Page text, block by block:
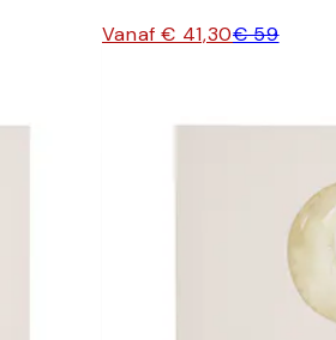
Vanaf € 41,30€ 59